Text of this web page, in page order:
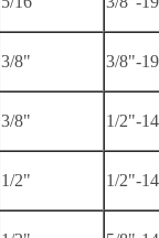
3/8" 3/8"-19
3/8" 1/2"-14
1/2" 1/2"-14